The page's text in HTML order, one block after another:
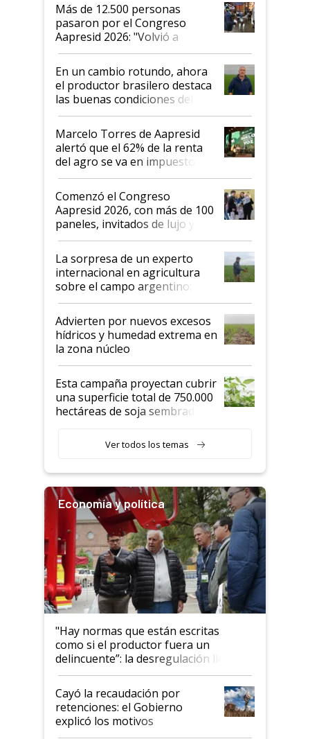
Más de 12.500 personas
pasaron por el Congreso
Aapresid 2026: "Volvió a
demostrar que hablar del
suelo es hablar de todo el
sistema productivo"
En un cambio rotundo, ahora
el productor brasilero destaca
las buenas condiciones del
agro argentino para invertir:
"Los veo más motivados"
Marcelo Torres de Aapresid
alertó que el 62% de la renta
del agro se va en impuestos:
"No es bueno que en
Argentina se sigan discutiendo
las mismas cosas de hace 50
años"
Comenzó el Congreso
Aapresid 2026, con más de 100
paneles, invitados de lujo y
todas las tendencias
La sorpresa de un experto
internacional en agricultura
sobre el campo argentino:
"Estoy muy impresionado"
Advierten por nuevos excesos
hídricos y humedad extrema en
la zona núcleo
Esta campaña proyectan cubrir
una superficie total de 750.000
hectáreas de soja sembradas
variedades que marcan un
salto tecnológico en genética y
Ver todos los temas
Economía y política
"Hay normas que están escritas
como si el productor fuera un
delincuente”: la desregulación llegó
al Congreso Aapresid y hasta se
habló del financiamiento al IPCVA
Cayó la recaudación por
retenciones: el Gobierno
explicó los motivos